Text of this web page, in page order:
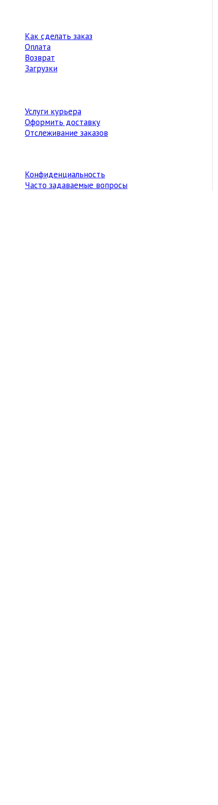
Как сделать заказ
Оплата
Возврат
Загрузки
Услуги курьера
Оформить доставку
Отслеживание заказов
Конфиденциальность
Часто задаваемые вопросы